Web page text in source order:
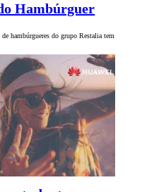
Hambúrguer
hambúrgueres do grupo Restalia tem